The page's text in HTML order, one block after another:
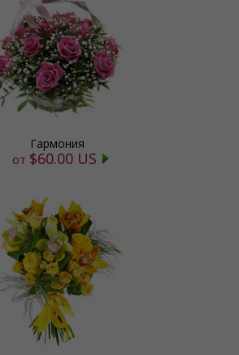
Гармония
от $60.00 US